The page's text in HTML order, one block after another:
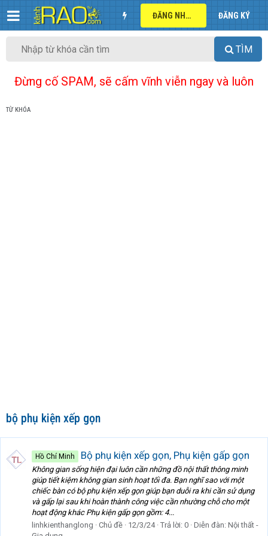
ĐĂNG NHẬP ĐĂNG KÝ
TÌM
Đừng cố SPAM, sẽ cấm vĩnh viễn ngay và luôn
TỪ KHÓA
bộ phụ kiện xếp gọn
Hồ Chí Minh Bộ phụ kiện xếp gọn, Phụ kiện gấp gọn
Không gian sống hiện đại luôn cần những đồ nội thất thông minh
giúp tiết kiệm không gian sinh hoạt tối đa. Bạn nghĩ sao với một
chiếc bàn có bộ phụ kiện xếp gọn giúp bạn duỗi ra khi cần sử dụng
và gấp lại sau khi hoàn thành công việc cần nhường chỗ cho một
hoạt động khác Phụ kiện gấp gọn gồm: 4...
linhkienthanglong
Chủ đề 12/3/24 Trả lời: 0 Diễn đàn: Nội thất -